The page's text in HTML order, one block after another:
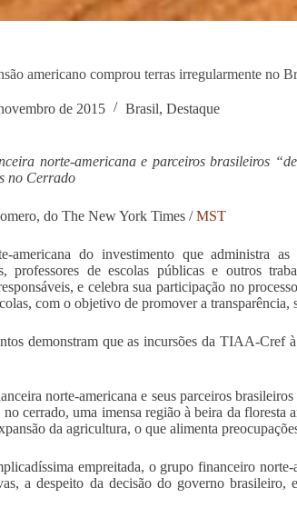
americano comprou terras irregularmente no
de 2015 Brasil, Destaque
norte-americana e parceiros brasileiros
no Cerrado
do The New York Times /MST
americana do investimento que administra
professores de escolas públicas e outros
e celebra sua participação no
com o objetivo de promover a
demonstram que as incursões da TIAA-Cref
norte-americana e seus parceiros
no cerrado, uma imensa região à beira da floresta
da agricultura, o que alimenta
empreitada, o grupo financeiro
a despeito da decisão do governo brasileiro,